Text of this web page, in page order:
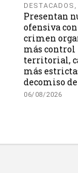
DESTACADOS ,
Presentan
ofensiva
crimen
más control
territorial,
más
decomiso
06/08/2026